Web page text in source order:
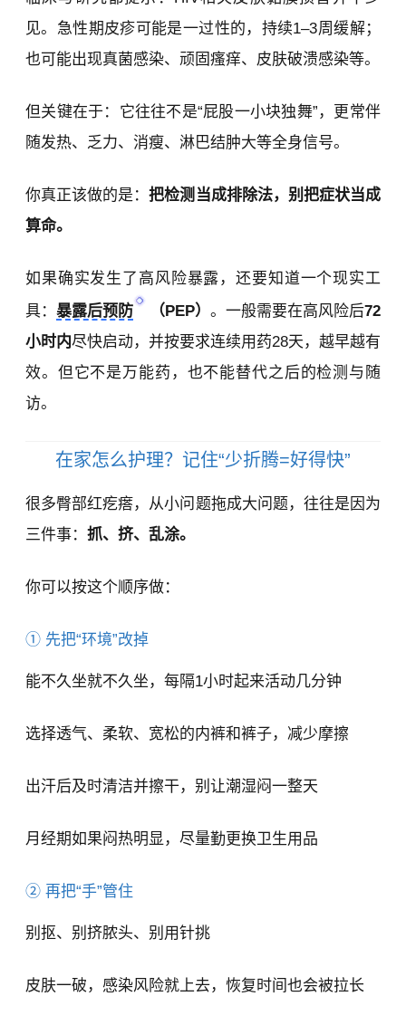
见。急性期皮疹可能是一过性的，持续1–3周缓解；
也可能出现真菌感染、顽固瘙痒、皮肤破溃感染等。
但关键在于：它往往不是“屁股一小块独舞”，更常伴
随发热、乏力、消瘦、淋巴结肿大等全身信号。
你真正该做的是：把检测当成排除法，别把症状当成
算命。
如果确实发生了高风险暴露，还要知道一个现实工
具： 暴露后预防 （PEP） 。一般需要在高风险后72
小时内尽快启动，并按要求连续用药28天，越早越有
效。但它不是万能药，也不能替代之后的检测与随
访。
在家怎么护理？记住“少折腾=好得快”
很多臀部红疙瘩，从小问题拖成大问题，往往是因为
三件事： 抓、挤、乱涂。
你可以按这个顺序做：
① 先把“环境”改掉
能不久坐就不久坐，每隔1小时起来活动几分钟
选择透气、柔软、宽松的内裤和裤子，减少摩擦
出汗后及时清洁并擦干，别让潮湿闷一整天
月经期如果闷热明显，尽量勤更换卫生用品
② 再把“手”管住
别抠、别挤脓头、别用针挑
皮肤一破，感染风险就上去，恢复时间也会被拉长